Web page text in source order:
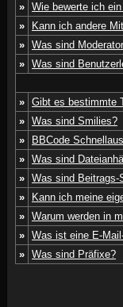
» Wie bewerte ich
»
Kann ich andere
» Was sind
» Was sind
» Gibt es bestimmte
» Was sind Smilies?
»
BBCode
» Was sind
» Was sind Beitrags-
»
Kann ich meine
» Warum werden in
» Was ist eine E-
» Was sind Präfixe?